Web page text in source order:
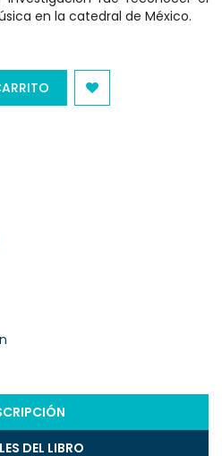
en la catedral de México.
DEL LIBRO